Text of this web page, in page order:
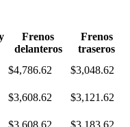
Frenos
delanteros
Frenos
traseros
$4,786.62
$3,048.62
$3,608.62
$3,121.62
$3,608.62
$3,183.62